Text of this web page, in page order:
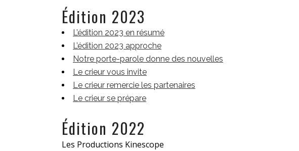
Édition 2023
L’édition 2023 en résumé
L’édition 2023 approche
Notre porte-parole donne des nouvelles
Le crieur vous invite
Le crieur remercie les partenaires
Le crieur se prépare
Édition 2022
Les Productions Kinescope